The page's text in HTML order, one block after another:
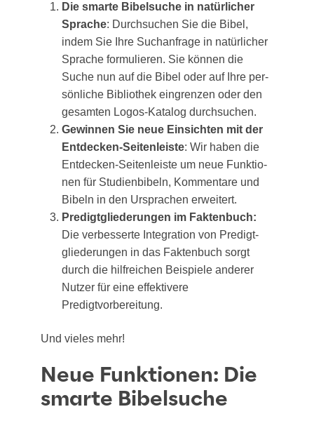
Die smar­te Bibel­su­che in natür­li­cher
Spra­che: Durch­su­chen Sie die Bibel,
indem Sie Ihre Such­an­fra­ge in natür­li­cher
Spra­che for­mu­lie­ren. Sie kön­nen die
Suche nun auf die Bibel oder auf Ihre per­
sön­li­che Biblio­thek ein­gren­zen oder den
gesam­ten Logos-Kata­log durchsuchen.
Gewin­nen Sie neue Ein­sich­ten mit der
Ent­de­cken-Sei­ten­leis­te: Wir haben die
Ent­de­cken-Sei­ten­leis­te um neue Funk­tio­
nen für Stu­di­en­bi­beln, Kom­men­ta­re und
Bibeln in den Urspra­chen erweitert.
Pre­digt­glie­de­run­gen im Fak­ten­buch:
Die ver­bes­ser­te Inte­gra­ti­on von Pre­digt­
glie­de­run­gen in das Fak­ten­buch sorgt
durch die hilf­rei­chen Bei­spie­le ande­rer
Nut­zer für eine effek­ti­ve­re
Predigtvorbereitung.
Und vie­les mehr!
Neue Funktionen: Die
smarte Bibelsuche